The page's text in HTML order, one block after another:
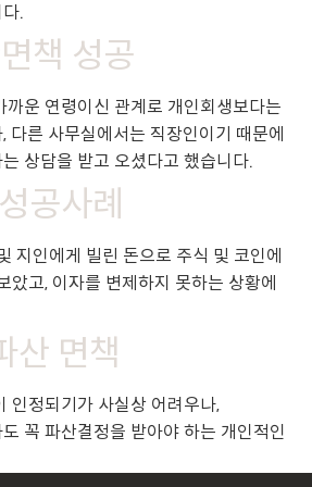
.
책 성공
까운 연령이신 관계로 개인회생보다는
다른 사무실에서는 직장인이기 때문에
상담을 받고 오셨다고 했습니다.
공사례
지인에게 빌린 돈으로 주식 및 코인에
았고, 이자를 변제하지 못하는 상황에
산 면책
인정되기가 사실상 어려우나,
꼭 파산결정을 받아야 하는 개인적인